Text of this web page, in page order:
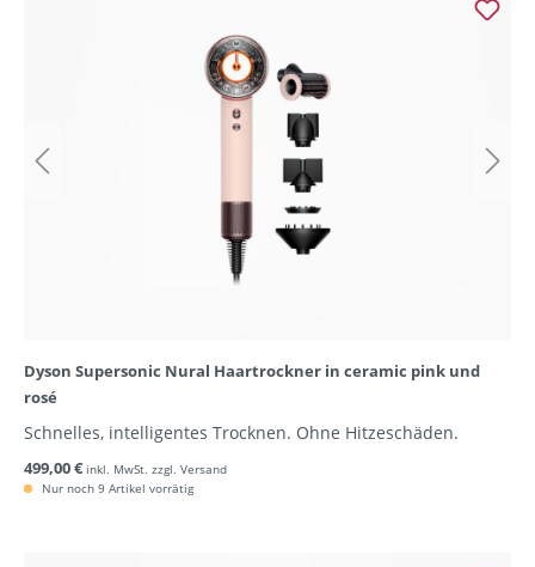
Dyson Supersonic Nural Haartrockner in ceramic pink und
rosé
Schnelles, intelligentes Trocknen. Ohne Hitzeschäden.
499,00 € inkl. MwSt. zzgl. Versand
Nur noch 9 Artikel vorrätig